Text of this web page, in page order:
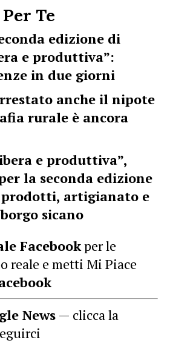
Te
edizione di
e produttiva”:
in due giorni
anche il nipote
rurale è ancora
e produttiva”,
la seconda edizione
prodotti, artigianato e
sicano
Facebookper le
reale e metti Mi Piace
News — clicca la